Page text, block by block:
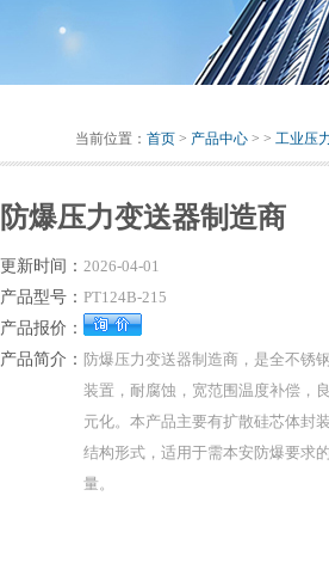
当前位置： 首页 > 产品中心 > > 工业压
防爆压力变送器制造商
更新时间： 2026-04-01
产品型号： PT124B-215
产品报价：
产品简介： 防爆压力变送器制造商，是全不锈
装置，耐腐蚀，宽范围温度补偿，
元化。本产品主要有扩散硅芯体封
结构形式，适用于需本安防爆要求
量。